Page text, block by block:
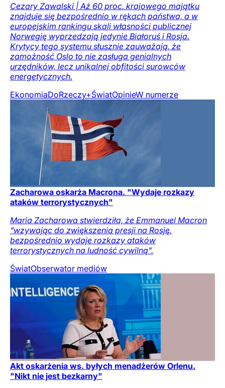
Cezary Zawalski | Aż 60 proc. krajowego majątku
znajduje się bezpośrednio w rękach państwa, a w
europejskim rankingu skali własności publicznej
Norwegię wyprzedzają jedynie Białoruś i Rosja.
Krytycy tego systemu słusznie zauważają, że
zamożność Oslo to nie zasługa genialnych
urzędników, lecz unikalnej obfitości surowców
energetycznych.
EkonomiaDoRzeczy+ŚwiatOpinieW numerze
Zacharowa oskarża Macrona. "Wydaje rozkazy
ataków terrorystycznych"
Maria Zacharowa stwierdziła, że Emmanuel Macron
"wzywając do zwiększenia presji na Rosję,
bezpośrednio wydaje rozkazy ataków
terrorystycznych na ludność cywilną".
ŚwiatObserwator mediów
Akt oskarżenia ws. byłych menadżerów Orlenu.
"Nikt nie jest bezkarny"